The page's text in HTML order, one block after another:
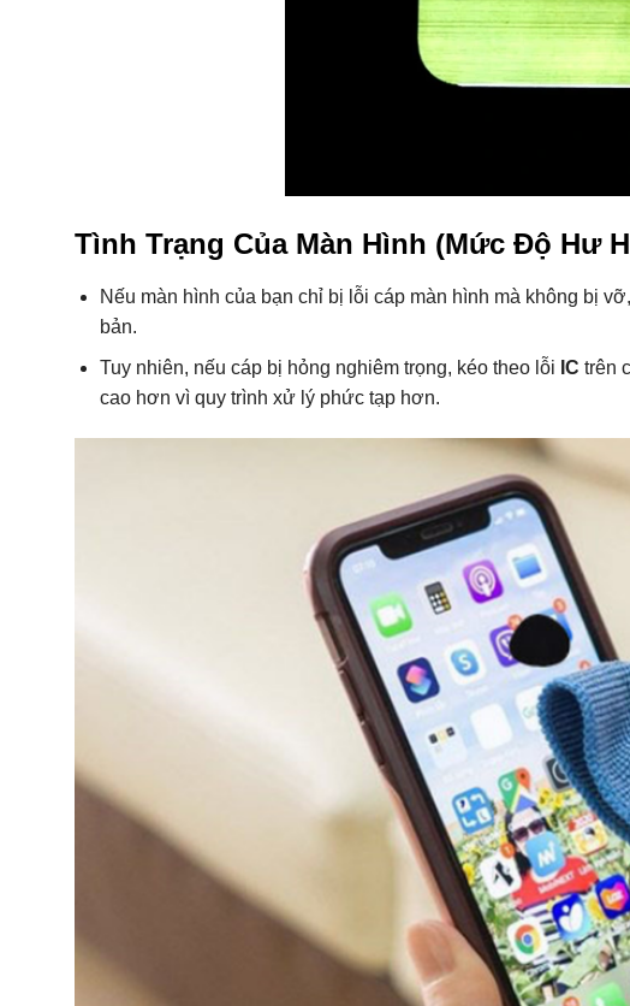
Tình Trạng Của Màn Hình (Mức Độ Hư
Nếu màn hình của bạn chỉ bị lỗi cáp màn hình mà không bị
bản.
Tuy nhiên, nếu cáp bị hỏng nghiêm trọng, kéo theo lỗi IC trên
cao hơn vì quy trình xử lý phức tạp hơn.